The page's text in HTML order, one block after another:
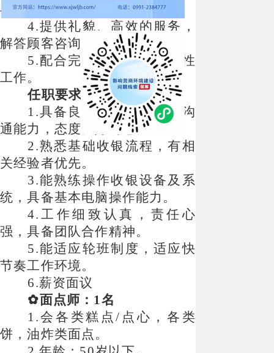
与秩序，保障资金安全。
4.提供礼貌、高效的服务，
解答顾客咨询并处理简单问题。
5.配合完成店内相关辅助性
工作。
任职要求 :
1.具备良好的服务意识和沟
通能力，态度友好耐心。
2.熟悉基础收银流程，有相
关经验者优先。
3.能熟练操作收银设备及系
统，具备基本电脑操作能力。
4.工作细致认真，责任心
强，具备团队合作精神。
5.能适应轮班制度，适应快
节奏工作环境。
6.薪资面议
✿面点师：1名
1.会各类糕点/点心，各类
饼，油炸类面点。